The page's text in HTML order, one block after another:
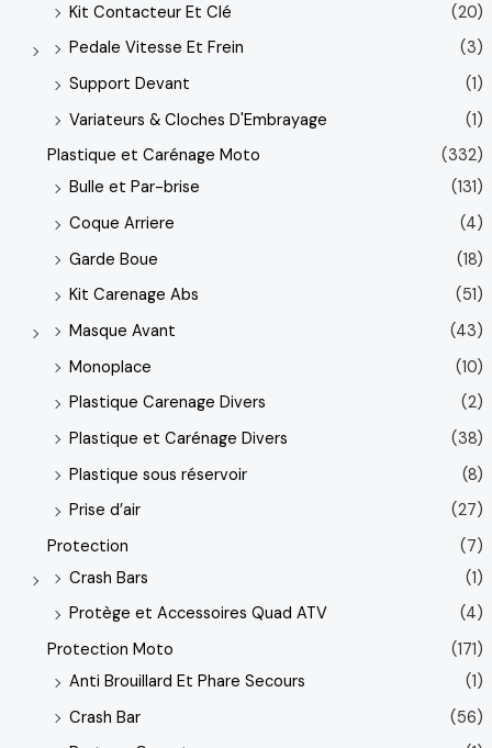
Kit Contacteur Et Clé
(20)
Pedale Vitesse Et Frein
(3)
Support Devant
(1)
Variateurs & Cloches D'Embrayage
(1)
Plastique et Carénage Moto
(332)
Bulle et Par-brise
(131)
Coque Arriere
(4)
Garde Boue
(18)
Kit Carenage Abs
(51)
Masque Avant
(43)
Monoplace
(10)
Plastique Carenage Divers
(2)
Plastique et Carénage Divers
(38)
Plastique sous réservoir
(8)
Prise d’air
(27)
Protection
(7)
Crash Bars
(1)
Protège et Accessoires Quad ATV
(4)
Protection Moto
(171)
Anti Brouillard Et Phare Secours
(1)
Crash Bar
(56)